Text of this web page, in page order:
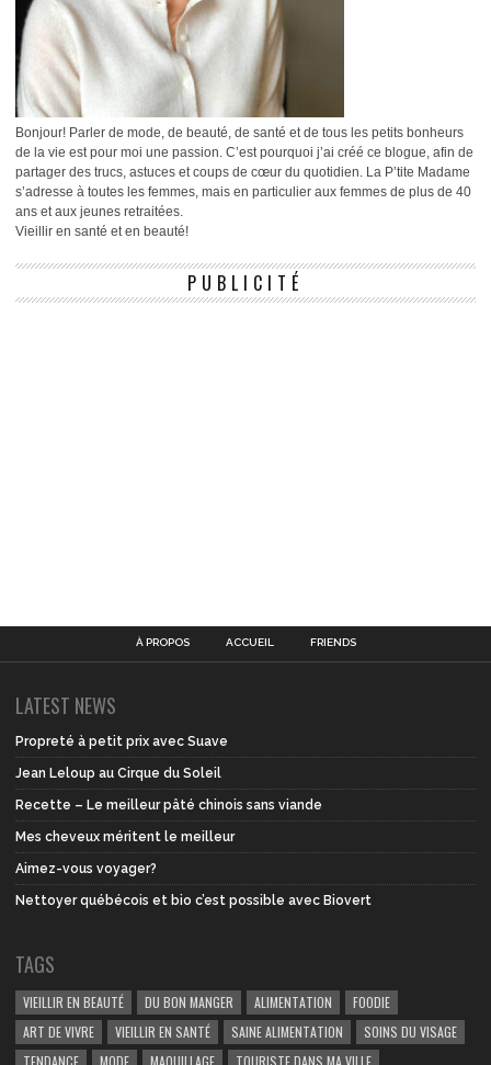
Bonjour! Parler de mode, de beauté, de santé et de tous les petits bonheurs
de la vie est pour moi une passion. C’est pourquoi j’ai créé ce blogue, afin de
partager des trucs, astuces et coups de cœur du quotidien. La P’tite Madame
s’adresse à toutes les femmes, mais en particulier aux femmes de plus de 40
ans et aux jeunes retraitées.
Vieillir en santé et en beauté!
PUBLICITÉ
À PROPOS ACCUEIL FRIENDS
LATEST NEWS
Propreté à petit prix avec Suave
Jean Leloup au Cirque du Soleil
Recette – Le meilleur pâté chinois sans viande
Mes cheveux méritent le meilleur
Aimez-vous voyager?
Nettoyer québécois et bio c’est possible avec Biovert
TAGS
VIEILLIR EN BEAUTÉ DU BON MANGER ALIMENTATION
FOODIE
ART DE VIVRE
VIEILLIR EN SANTÉ SAINE ALIMENTATION
SOINS DU VISAGE